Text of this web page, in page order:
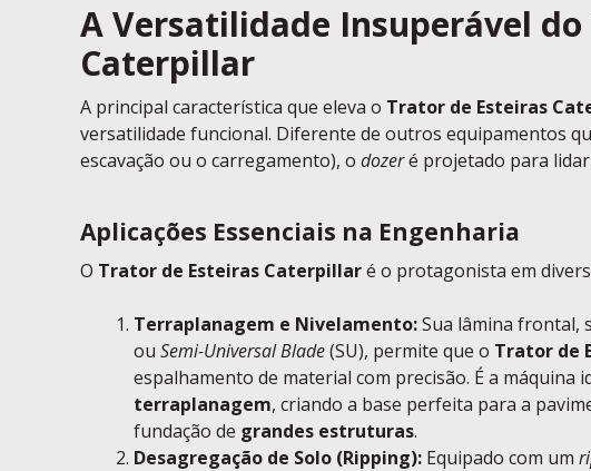
A Versatilidade Insuperável
Caterpillar
A principal característica que eleva o Trator de Esteiras
versatilidade funcional. Diferente de outros equipamentos
escavação ou o carregamento), o dozeré projetado para
Aplicações Essenciais na Engenharia
O Trator de Esteiras Caterpillaré o protagonista em
Terraplanagem e Nivelamento:Sua lâmina frontal,
ou Semi-Universal Blade(SU), permite que o Trator de
espalhamento de material com precisão. É a máquina
terraplanagem, criando a base perfeita para a
fundação de grandes estruturas.
Desagregação de Solo (Ripping): Equipado com um